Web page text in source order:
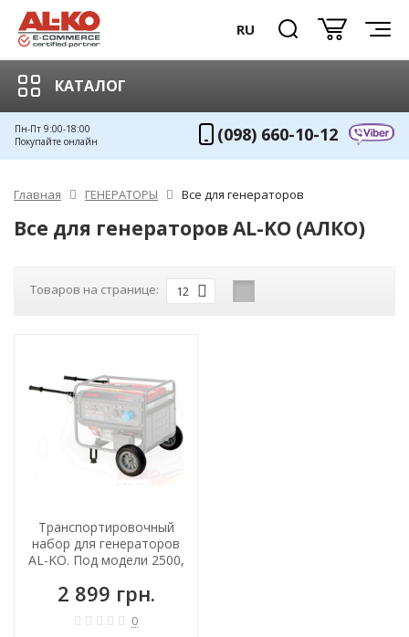
RU
КАТАЛОГ
Пн-Пт 9:00-18:00
Покупайте онлайн
(098) 660-10-12
Главная ГЕНЕРАТОРЫ Все для генераторов
Все для генераторов AL-KO (АЛКО)
Товаров на странице: 12
Транспортировочный
набор для генераторов
AL-KO. Под модели 2500,
2 899 грн.
0